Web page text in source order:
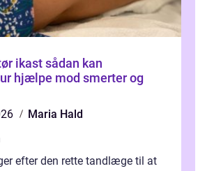
sådan kan
hjælpe mod smerter og
Maria Hald
efter den rette tandlæge til at